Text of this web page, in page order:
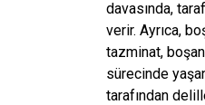
davasında,
verir. Ayrıca,
tazminat,
sürecinde
tarafından